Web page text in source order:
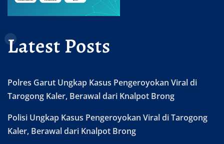
Latest Posts
Polres Garut Ungkap Kasus Pengeroyokan Viral di
Tarogong Kaler, Berawal dari Knalpot Brong
Polisi Ungkap Kasus Pengeroyokan Viral di Tarogong
Kaler, Berawal dari Knalpot Brong